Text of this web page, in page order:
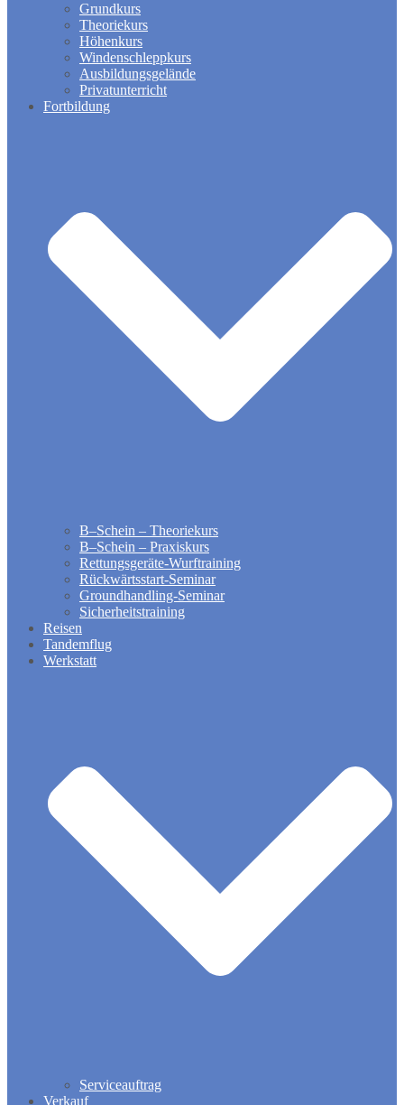
Grundkurs
Theoriekurs
Höhenkurs
Windenschleppkurs
Ausbildungsgelände
Privatunterricht
Fortbildung
B–Schein – Theoriekurs
B–Schein – Praxiskurs
Rettungsgeräte-Wurftraining
Rückwärtsstart-Seminar
Groundhandling​-Seminar
Sicherheitstraining
Reisen
Tandemflug
Werkstatt
Serviceauftrag
Verkauf